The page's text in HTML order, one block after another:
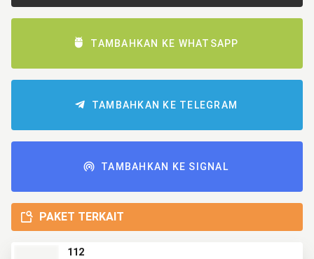
TAMBAHKAN KE WHATSAPP
TAMBAHKAN KE TELEGRAM
TAMBAHKAN KE SIGNAL
PAKET TERKAIT
112